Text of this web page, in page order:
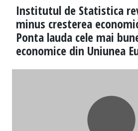
Institutul de Statistica
minus cresterea
Ponta lauda cele mai
economice din Uniunea